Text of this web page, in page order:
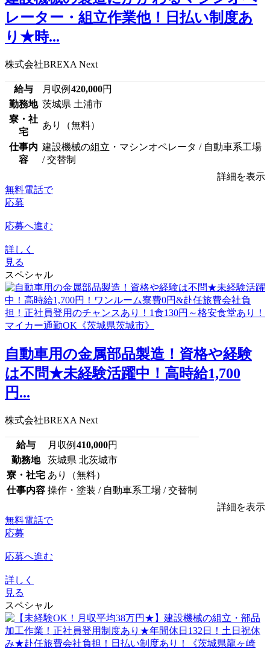
レーター・組立作業他！日払い制度あ
り★時...
株式会社BREXA Next
給与 月収例 420,000円
勤務地 茨城県 土浦市
寮・社
宅
あり（無料）
仕事内
容
建設機械の組立・マシンオペレータ / 自動車系工場
/ 交替制
詳細を表示
無料電話で
応募
応募へ進む
詳しく
見る
スペシャル
自動車用の金属部品製造！資格や経験
は不問★未経験活躍中！高時給1,700
円...
株式会社BREXA Next
給与 月収例 410,000円
勤務地
茨城県 北茨城市
寮・社宅 あり（無料）
仕事内容 操作・塗装 / 自動車系工場 / 交替制
詳細を表示
無料電話で
応募
応募へ進む
詳しく
見る
スペシャル